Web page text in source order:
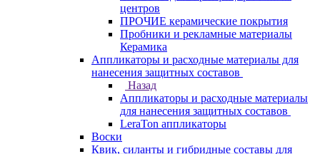
центров
ПРОЧИЕ керамические покрытия
Пробники и рекламные материалы
Керамика
Аппликаторы и расходные материалы для
нанесения защитных составов
Назад
Аппликаторы и расходные материалы
для нанесения защитных составов
LeraTon аппликаторы
Воски
Квик, силанты и гибридные составы для